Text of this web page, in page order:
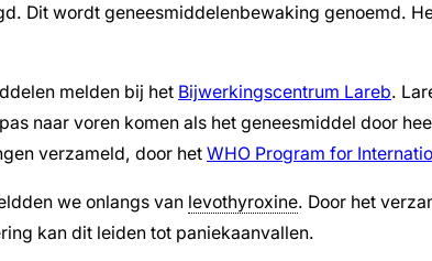
Dit wordt geneesmiddelenbewaking genoemd.
melden bij het Bijwerkingscentrum Lareb.
naar voren komen als het geneesmiddel door
verzameld, door het WHO Program for
we onlangs van levothyroxine. Door het
kan dit leiden tot paniekaanvallen.